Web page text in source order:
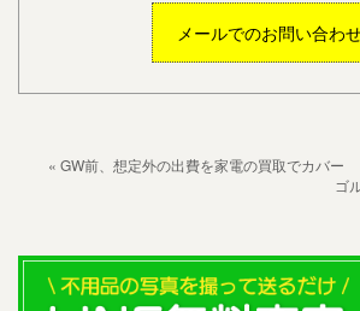
メールでのお問い合わ
« GW前、想定外の出費を家電の買取でカバー
ゴ